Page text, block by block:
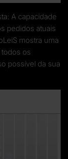
A capacidade
pedidos atuais
mostra uma
os
possível da sua